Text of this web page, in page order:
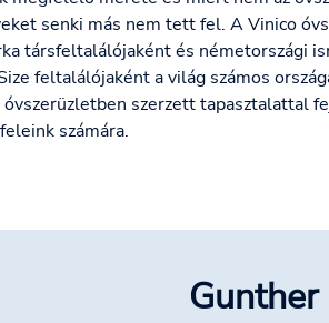
senki más nem tett fel. A Vinico
társfeltalálójaként és németországi
feltalálójaként a világ számos
szerzett tapasztalattal
számára.
Gunther